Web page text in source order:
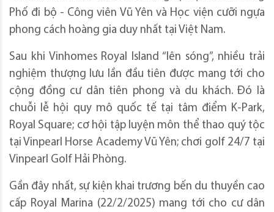
Phố đi bộ - Công viên Vũ Yên và Học viện cưỡi ngựa
phong cách hoàng gia duy nhất tại Việt Nam.
Sau khi Vinhomes Royal Island “lên sóng”, nhiều trải
nghiệm thượng lưu lần đầu tiên được mang tới cho
cộng đồng cư dân tiên phong và du khách. Đó là
chuỗi lễ hội quy mô quốc tế tại tâm điểm K-Park,
Royal Square; cơ hội tập luyện môn thể thao quý tộc
tại Vinpearl Horse Academy Vũ Yên; chơi golf 24/7 tại
Vinpearl Golf Hải Phòng.
Gần đây nhất, sự kiện khai trương bến du thuyền cao
cấp Royal Marina (22/2/2025) mang tới cho cư dân